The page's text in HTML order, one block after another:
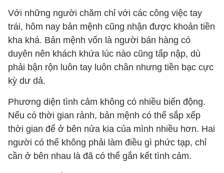
Với những người chăm chỉ với các công việc tay
trái, hôm nay bản mệnh cũng nhận được khoản tiền
kha khá. Bản mệnh vốn là người bán hàng có
duyên nên khách khứa lúc nào cũng tấp nập, dù
phải bận rộn luôn tay luôn chân nhưng tiền bạc cực
kỳ dư dả.
Phương diện tình cảm không có nhiều biến động.
Nếu có thời gian rảnh, bản mệnh có thể sắp xếp
thời gian để ở bên nửa kia của mình nhiều hơn. Hai
người có thể không phải làm điều gì phức tạp, chỉ
cần ở bên nhau là đã có thể gắn kết tình cảm.